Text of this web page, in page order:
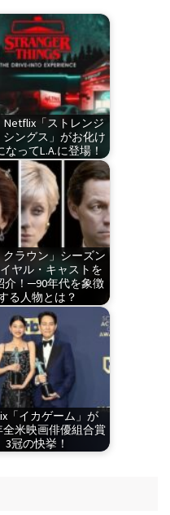
Netflix「ストレンジ
シングス」がお化け
なってL.A.に登場！
クラウン」シーズン
ヤル・キャストを
介！─90年代を象徴
る人物とは？
「イカゲーム」が
全米映画俳優組合賞
3冠の快挙！